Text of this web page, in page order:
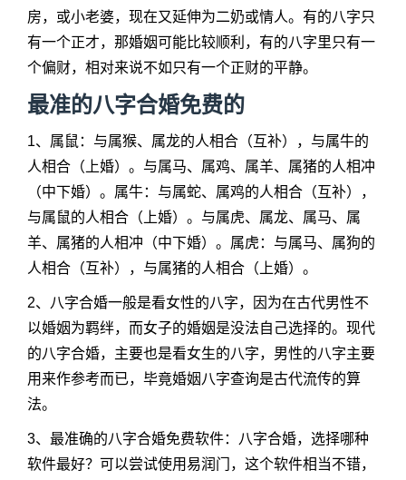
房，或小老婆，现在又延伸为二奶或情人。有的八字只
有一个正才，那婚姻可能比较顺利，有的八字里只有一
个偏财，相对来说不如只有一个正财的平静。
最准的八字合婚免费的
1、属鼠：与属猴、属龙的人相合（互补），与属牛的
人相合（上婚）。与属马、属鸡、属羊、属猪的人相冲
（中下婚）。属牛：与属蛇、属鸡的人相合（互补），
与属鼠的人相合（上婚）。与属虎、属龙、属马、属
羊、属猪的人相冲（中下婚）。属虎：与属马、属狗的
人相合（互补），与属猪的人相合（上婚）。
2、八字合婚一般是看女性的八字，因为在古代男性不
以婚姻为羁绊，而女子的婚姻是没法自己选择的。现代
的八字合婚，主要也是看女生的八字，男性的八字主要
用来作参考而已，毕竟婚姻八字查询是古代流传的算
法。
3、最准确的八字合婚免费软件：八字合婚，选择哪种
软件最好？可以尝试使用易润门，这个软件相当不错，